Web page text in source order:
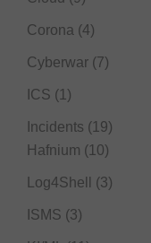
Corona (4)
Cyberwar (7)
ICS (1)
Incidents (19)
Hafnium (10)
Log4Shell (3)
ISMS (3)